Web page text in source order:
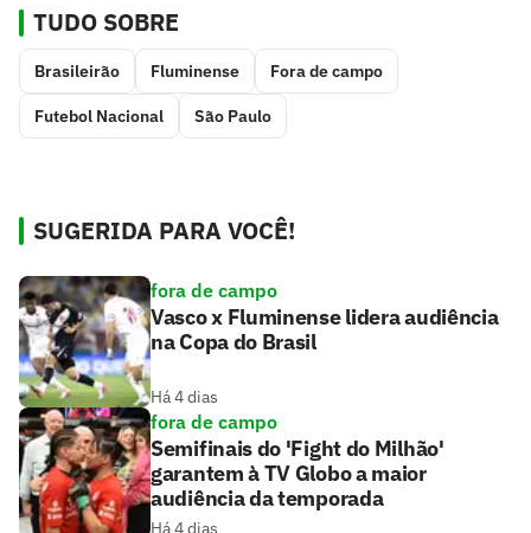
TUDO SOBRE
Brasileirão Fluminense Fora de campo
Futebol Nacional São Paulo
SUGERIDA PARA VOCÊ!
fora de campo
Vasco x Fluminense lidera audiência
na Copa do Brasil
Há 4 dias
fora de campo
Semifinais do 'Fight do Milhão'
garantem à TV Globo a maior
audiência da temporada
Há 4 dias